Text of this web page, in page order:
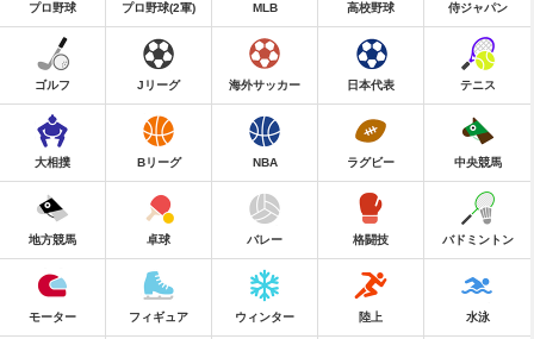
プロ野球 プロ野球(2軍) MLB 高校野球 侍ジャパン
ゴルフ Jリーグ 海外サッカー 日本代表 テニス
大相撲 Bリーグ NBA ラグビー 中央競馬
地方競馬 卓球 バレー 格闘技 バドミントン
モーター フィギュア ウィンター 陸上 水泳